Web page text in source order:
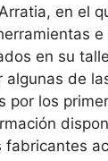
en el
en su
algunas de
por los
fabricantes